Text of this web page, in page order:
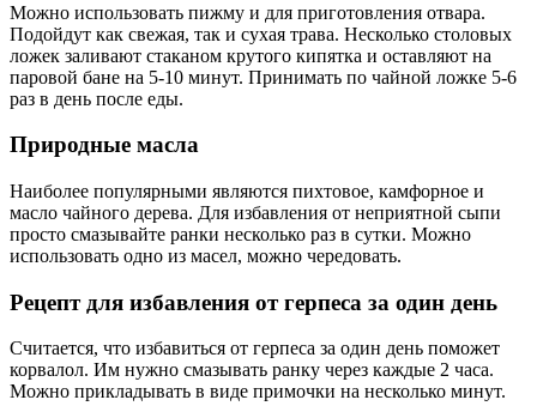
Можно использовать пижму и для приготовления отвара.
Подойдут как свежая, так и сухая трава. Несколько столовых
ложек заливают стаканом крутого кипятка и оставляют на
паровой бане на 5-10 минут. Принимать по чайной ложке 5-6
раз в день после еды.
Природные масла
Наиболее популярными являются пихтовое, камфорное и
масло чайного дерева. Для избавления от неприятной сыпи
просто смазывайте ранки несколько раз в сутки. Можно
использовать одно из масел, можно чередовать.
Рецепт для избавления от герпеса за один день
Считается, что избавиться от герпеса за один день поможет
корвалол. Им нужно смазывать ранку через каждые 2 часа.
Можно прикладывать в виде примочки на несколько минут.